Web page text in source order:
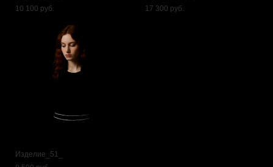
10 100 pуб.
17 300 pуб.
Изделие_51_